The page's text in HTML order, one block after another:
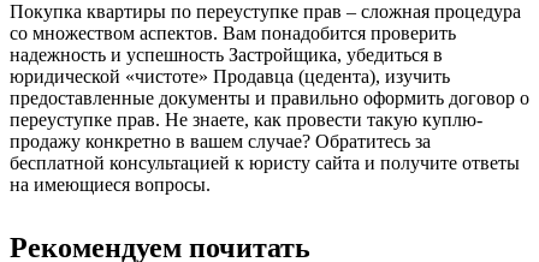
Покупка квартиры по переуступке прав – сложная процедура
со множеством аспектов. Вам понадобится проверить
надежность и успешность Застройщика, убедиться в
юридической «чистоте» Продавца (цедента), изучить
предоставленные документы и правильно оформить договор о
переуступке прав. Не знаете, как провести такую куплю-
продажу конкретно в вашем случае? Обратитесь за
бесплатной консультацией к юристу сайта и получите ответы
на имеющиеся вопросы.
Рекомендуем почитать